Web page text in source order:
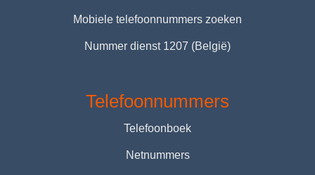
Mobiele telefoonnummers zoeken
Nummer dienst 1207 (België)
Telefoonnummers
Telefoonboek
Netnummers